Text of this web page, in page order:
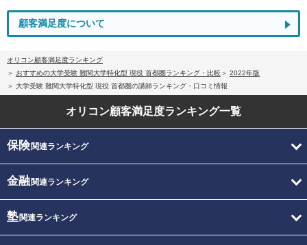
顧客満足度について
オリコン顧客満足度ランキング
おすすめの大学受験 難関大学特化型 現役 首都圏ランキング・比較
2022年版
大学受験 難関大学特化型 現役 首都圏の講師ランキング・口コミ情報
オリコン顧客満足度ランキング一覧
保険関連ランキング
金融関連ランキング
塾関連ランキング